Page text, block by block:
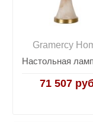
Gramercy
71 507